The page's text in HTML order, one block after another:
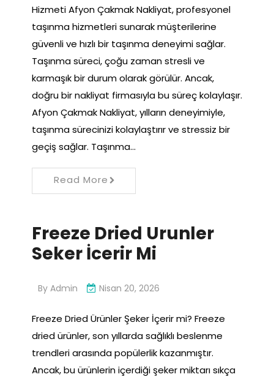
Hizmeti Afyon Çakmak Nakliyat, profesyonel
taşınma hizmetleri sunarak müşterilerine
güvenli ve hızlı bir taşınma deneyimi sağlar.
Taşınma süreci, çoğu zaman stresli ve
karmaşık bir durum olarak görülür. Ancak,
doğru bir nakliyat firmasıyla bu süreç kolaylaşır.
Afyon Çakmak Nakliyat, yılların deneyimiyle,
taşınma sürecinizi kolaylaştırır ve stressiz bir
geçiş sağlar. Taşınma…
Read More
Freeze Dried Urunler
Seker İcerir Mi
By Admin Nisan 20, 2026
Freeze Dried Ürünler Şeker İçerir mi? Freeze
dried ürünler, son yıllarda sağlıklı beslenme
trendleri arasında popülerlik kazanmıştır.
Ancak, bu ürünlerin içerdiği şeker miktarı sıkça